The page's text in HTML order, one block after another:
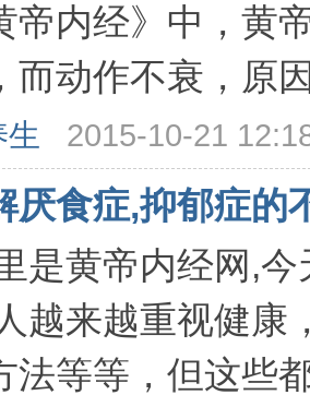
帝内经》中，黄
而动作不衰，原
2015-10-21
厌食症,抑郁症的
是黄帝内经网,
越来越重视健康
法等等，但这些